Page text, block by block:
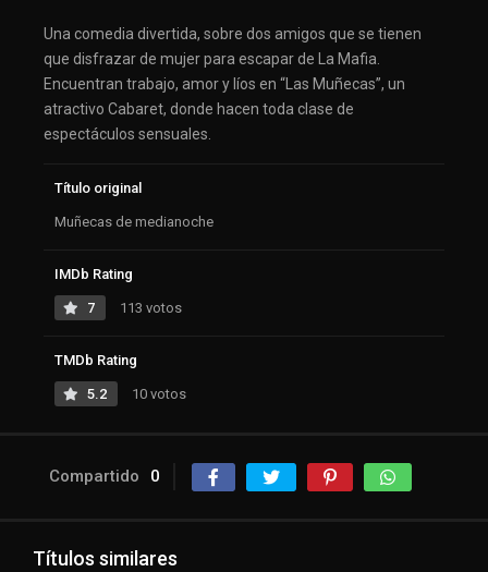
Una comedia divertida, sobre dos amigos que se tienen
que disfrazar de mujer para escapar de La Mafia.
Encuentran trabajo, amor y líos en “Las Muñecas”, un
atractivo Cabaret, donde hacen toda clase de
espectáculos sensuales.
Título original
Muñecas de medianoche
IMDb Rating
7 113 votos
TMDb Rating
5.2 10 votos
Compartido 0
Títulos similares